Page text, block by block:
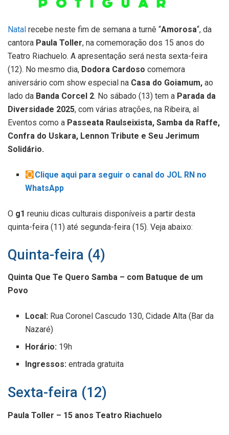
Natal recebe neste fim de semana a turnê “Amorosa“, da
cantora Paula Toller, na comemoração dos 15 anos do
Teatro Riachuelo. A apresentação será nesta sexta-feira
(12). No mesmo dia, Dodora Cardoso comemora
aniversário com show especial na Casa do Goiamum, ao
lado da Banda Corcel 2. No sábado (13) tem a Parada da
Diversidade 2025, com várias atrações, na Ribeira, al
Eventos como a Passeata Raulseixista, Samba da Raffe,
Confra do Uskara, Lennon Tribute e Seu Jerimum
Solidário.
Clique aqui para seguir o canal do JOL RN no
WhatsApp
O g1 reuniu dicas culturais disponíveis a partir desta
quinta-feira (11) até segunda-feira (15). Veja abaixo:
Quinta-feira (4)
Quinta Que Te Quero Samba – com Batuque de um
Povo
Local: Rua Coronel Cascudo 130, Cidade Alta (Bar da
Nazaré)
Horário: 19h
Ingressos: entrada gratuita
Sexta-feira (12)
Paula Toller – 15 anos Teatro Riachuelo